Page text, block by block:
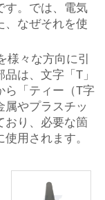
す。では、電気
、なぜそれを使
様々な方向に引
は、文字「T」
ら「ティー（T字
やプラスチッ
おり、必要な箇
用されます。